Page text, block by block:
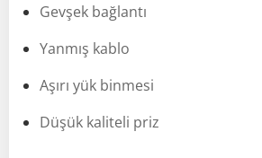
Gevşek bağlantı
Yanmış kablo
Aşırı yük binmesi
Düşük kaliteli priz